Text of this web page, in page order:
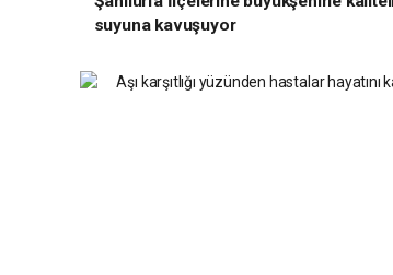
suyuna kavuşuyor